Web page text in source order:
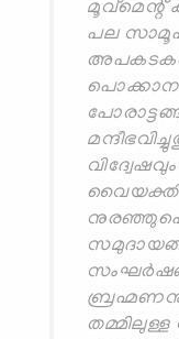
മൂവ്‌മെന്റ്
പല